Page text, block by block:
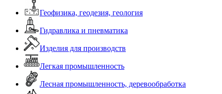
Геофизика, геодезия, геология
Гидравлика и пневматика
Изделия для производств
Легкая промышленность
Лесная промышленность, деревообработка